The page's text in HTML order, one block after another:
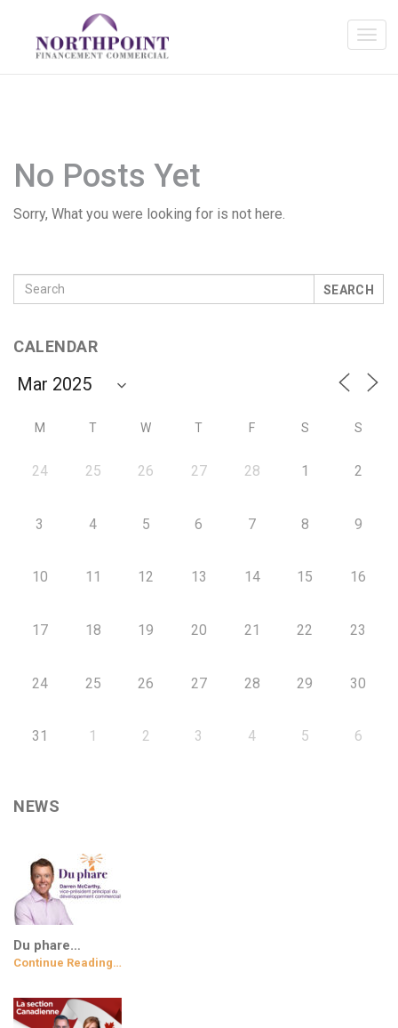
No Posts Yet
Sorry, What you were looking for is not here.
SEARCH
CALENDAR
M T W T F S S
24 25 26 27 28 1 2
3 4 5 6 7 8 9
10 11 12 13 14 15 16
17 18 19 20 21 22 23
24 25 26 27 28 29 30
31 1 2 3 4 5 6
NEWS
Du phare…
Continue Reading…